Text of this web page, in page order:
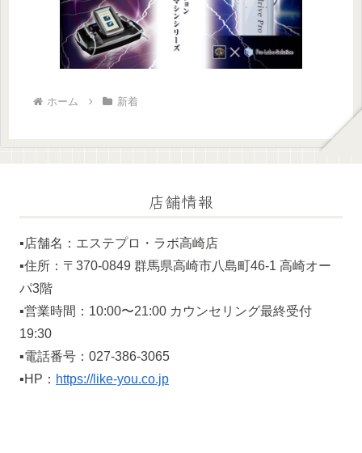
ホーム 新着
店舗情報
▪️店舗名：エステプロ・ラボ高崎店
▪️住所：〒370-0849 群馬県高崎市八島町46-1 高崎オー
パ3階
▪️営業時間：10:00〜21:00 カウンセリング最終受付
19:30
▪️電話番号：027-386-3065
▪️HP： https://like-you.co.jp